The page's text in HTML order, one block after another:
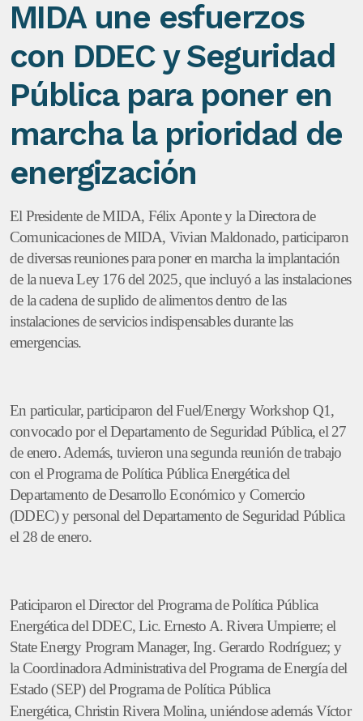
MIDA une esfuerzos
con DDEC y Seguridad
Pública para poner en
marcha la prioridad de
energización
El Presidente de MIDA, Félix Aponte y la Directora de
Comunicaciones de MIDA, Vivian Maldonado, participaron
de diversas reuniones para poner en marcha la implantación
de la nueva Ley 176 del 2025, que incluyó a las instalaciones
de la cadena de suplido de alimentos dentro de las
instalaciones de servicios indispensables durante las
emergencias.
En particular, participaron del Fuel/Energy Workshop Q1,
convocado por el Departamento de Seguridad Pública, el 27
de enero. Además, tuvieron una segunda reunión de trabajo
con el Programa de Política Pública Energética del
Departamento de Desarrollo Económico y Comercio
(DDEC) y personal del Departamento de Seguridad Pública
el 28 de enero.
Paticiparon el Director del Programa de Política Pública
Energética del DDEC, Lic. Ernesto A. Rivera Umpierre; el
State Energy Program Manager, Ing. Gerardo Rodríguez; y
la Coordinadora Administrativa del Programa de Energía del
Estado (SEP) del Programa de Política Pública
Energética,Christin Rivera Molina,uniéndose ademásVíctor